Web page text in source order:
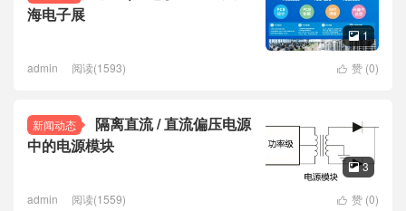
海电子展
 1
 赞 (0)
admin 阅读(1593)
新闻动态
隔离直流 / 直流偏压电源
中的电源模块
 3
 赞 (0)
admin 阅读(1559)